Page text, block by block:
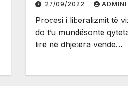
27/09/2022 ADMINI
Procesi i liberalizmit të
do t’u mundësonte
lirë në dhjetëra vende…